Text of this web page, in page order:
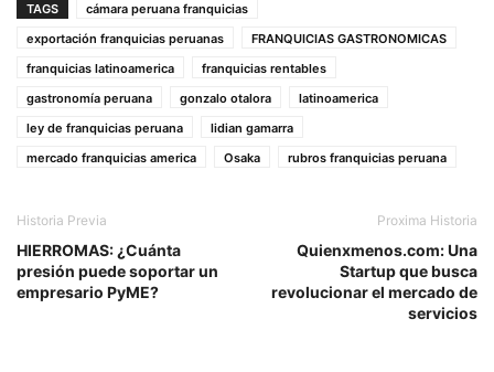
TAGS
cámara peruana franquicias
exportación franquicias peruanas
FRANQUICIAS GASTRONOMICAS
franquicias latinoamerica
franquicias rentables
gastronomía peruana
gonzalo otalora
latinoamerica
ley de franquicias peruana
lidian gamarra
mercado franquicias america
Osaka rubros franquicias peruana
Historia Previa
HIERROMAS: ¿Cuánta
presión puede soportar un
empresario PyME?
Proxima Historia
Quienxmenos.com: Una
Startup que busca
revolucionar el mercado de
servicios